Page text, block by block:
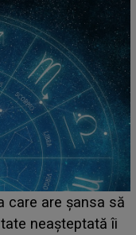
ce oră urcă pe
Larsson? Artista